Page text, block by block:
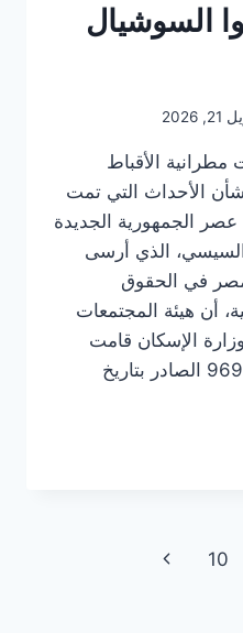
السوشيال
2026
الأقباط
الأحداث التي تمت
عصر الجمهورية الجديدة
السيسي، الذي أرسى
مصر في الحقوق
أن هيئة المجتمعات
الإسكان قامت
بتنفيذ القرار الوزاري رقم 969 الصادر بتاريخ
10
الصفحة